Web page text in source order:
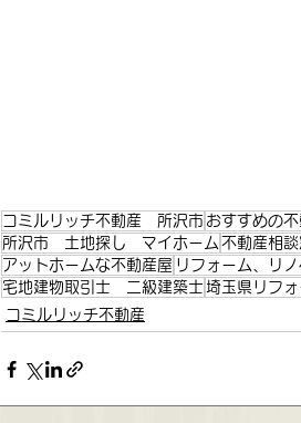
コミルリッチ不動産 所沢市 おすすめの
所沢市 土地探し マイホーム 不動産相談
アットホームな不動産屋 リフォーム、リ
宅地建物取引士 二級建築士 埼玉県リフ
コミルリッチ不動産